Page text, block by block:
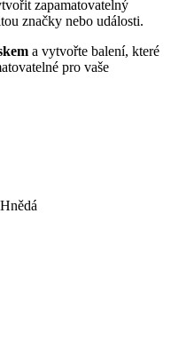
zapamatovatelný
značky nebo události.
a vytvořte balení, které
pro vaše